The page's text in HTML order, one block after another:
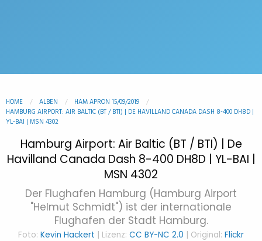
HOME ALBEN
HAM APRON 15/09/2019
HAMBURG AIRPORT: AIR BALTIC (BT / BTI) | DE HAVILLAND CANADA DASH 8-400 DH8D |
YL-BAI | MSN 4302
Hamburg Airport: Air Baltic (BT / BTI) | De
Havilland Canada Dash 8-400 DH8D | YL-BAI |
MSN 4302
Der Flughafen Hamburg (Hamburg Airport
"Helmut Schmidt") ist der internationale
Flughafen der Stadt Hamburg.
Foto: Kevin Hackert | Lizenz: CC BY-NC 2.0 | Original: Flickr